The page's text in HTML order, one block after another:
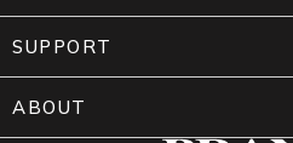
SUPPORT
ABOUT